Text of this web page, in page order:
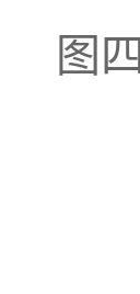
图四